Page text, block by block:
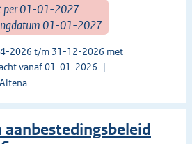
per 01-01-2027
01-01-2027
2026 t/m 31-12-2026 met
vanaf 01-01-2026